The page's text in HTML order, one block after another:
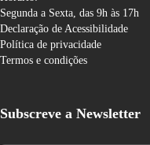
Segunda a Sexta, das 9h às 17h
Declaração de Acessibilidade
Política de privacidade
Termos e condições
Subscreve a Newsletter